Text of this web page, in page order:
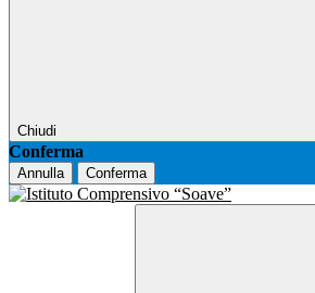
Chiudi
Conferma
Annulla Conferma